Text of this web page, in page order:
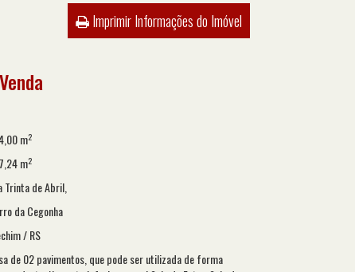
Imprimir Informações do Imóvel
m2
m2
Trinta de Abril,
da Cegonha
/ RS
de 02 pavimentos, que pode ser utilizada de forma